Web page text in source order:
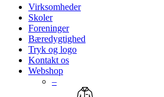
Virksomheder
Skoler
Foreninger
Bæredygtighed
Tryk og logo
Kontakt os
Webshop
–